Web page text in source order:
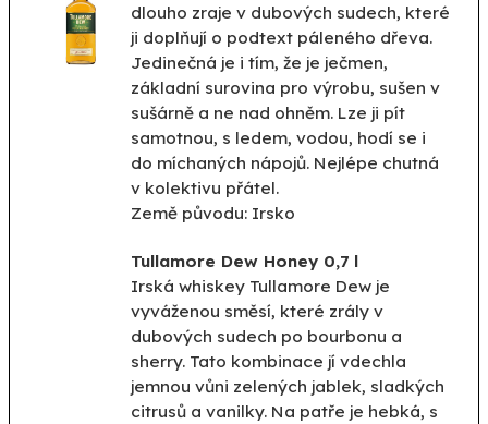
dlouho zraje v dubových sudech, které
ji doplňují o podtext páleného dřeva.
Jedinečná je i tím, že je ječmen,
základní surovina pro výrobu, sušen v
sušárně a ne nad ohněm. Lze ji pít
samotnou, s ledem, vodou, hodí se i
do míchaných nápojů. Nejlépe chutná
v kolektivu přátel.
Země původu: Irsko
Tullamore Dew Honey 0,7 l
Irská whiskey Tullamore Dew je
vyváženou směsí, které zrály v
dubových sudech po bourbonu a
sherry. Tato kombinace jí vdechla
jemnou vůni zelených jablek, sladkých
citrusů a vanilky. Na patře je hebká, s